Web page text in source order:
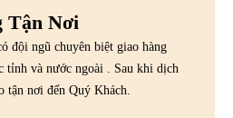
Tận Nơi
đội ngũ chuyên biệt giao hàng
tỉnh và nước ngoài . Sau khi dịch
tận nơi đến Quý Khách.